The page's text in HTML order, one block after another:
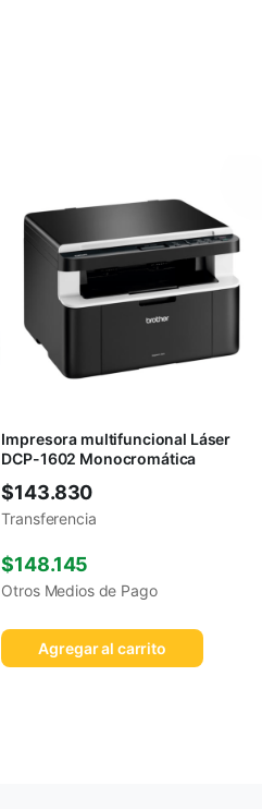
Impresora multifuncional Láser
DCP-1602 Monocromática
$143.830
Transferencia
$148.145
Otros Medios de Pago
Agregar al carrito